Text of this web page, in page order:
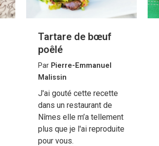
Tartare de bœuf
poêlé
Par Pierre-Emmanuel
Malissin
J'ai gouté cette recette
dans un restaurant de
Nîmes elle m’a tellement
plus que je l'ai reproduite
pour vous.